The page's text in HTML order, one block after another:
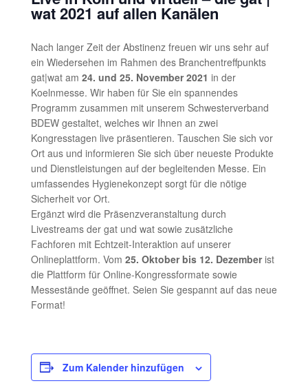
wat 2021 auf allen Kanälen
Nach langer Zeit der Abstinenz freuen wir uns sehr auf
ein Wiedersehen im Rahmen des Branchentreffpunkts
gat|wat am 24. und 25. November 2021 in der
Koelnmesse. Wir haben für Sie ein spannendes
Programm zusammen mit unserem Schwesterverband
BDEW gestaltet, welches wir Ihnen an zwei
Kongresstagen live präsentieren. Tauschen Sie sich vor
Ort aus und informieren Sie sich über neueste Produkte
und Dienstleistungen auf der begleitenden Messe. Ein
umfassendes Hygienekonzept sorgt für die nötige
Sicherheit vor Ort.
Ergänzt wird die Präsenzveranstaltung durch
Livestreams der gat und wat sowie zusätzliche
Fachforen mit Echtzeit-Interaktion auf unserer
Onlineplattform. Vom 25. Oktober bis 12. Dezemberist
die Plattform für Online-Kongressformate sowie
Messestände geöffnet. Seien Sie gespannt auf das neue
Format!
Zum Kalender hinzufügen